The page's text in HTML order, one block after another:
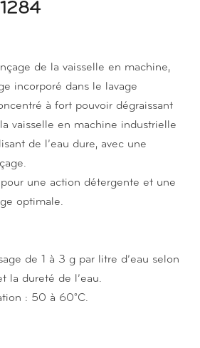
de la vaisselle en machine,
incorporé dans le lavage
à fort pouvoir dégraissant
vaisselle en machine industrielle
de l’eau dure, avec une
une action détergente et une
optimale.
de 1 à 3 g par litre d’eau selon
la dureté de l’eau.
: 50 à 60°C.